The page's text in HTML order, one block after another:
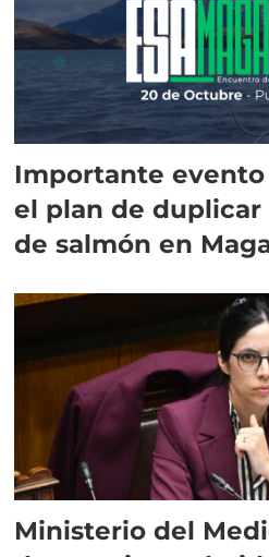
Importante evento
el plan de
de salmón en
Ministerio del